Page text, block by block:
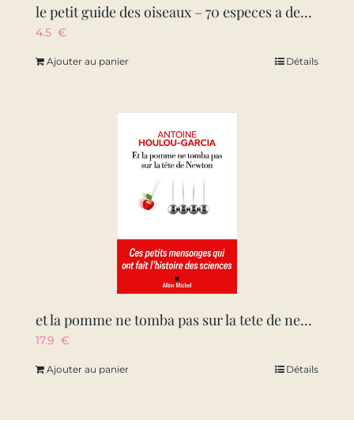
le petit guide des oiseaux – 70 especes a decouvrir
4.5 €
Ajouter au panier Détails
et la pomme ne tomba pas sur la tete de newton – ces petits mensonges qui ont fait l’histoire des sc
17.9 €
Ajouter au panier Détails